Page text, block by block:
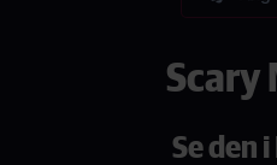
Scary
Se den